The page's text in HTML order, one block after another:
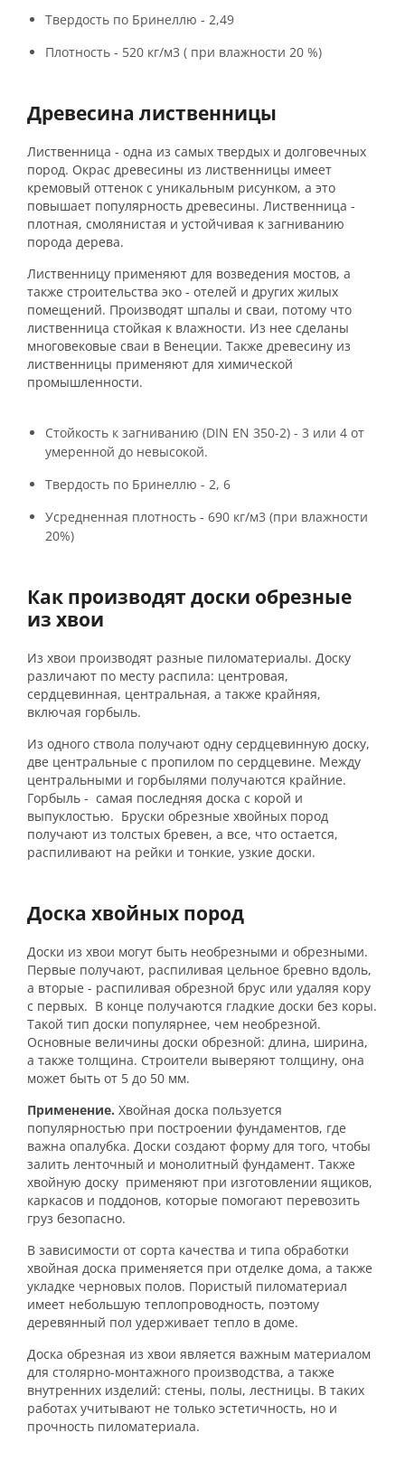
Твердость по Бринеллю - 2,49
Плотность - 520 кг/м3 ( при влажности 20 %)
Древесина лиственницы
Лиственница - одна из самых твердых и долговечных
пород. Окрас древесины из лиственницы имеет
кремовый оттенок с уникальным рисунком, а это
повышает популярность древесины. Лиственница -
плотная, смолянистая и устойчивая к загниванию
порода дерева.
Лиственницу применяют для возведения мостов, а
также строительства эко - отелей и других жилых
помещений. Производят шпалы и сваи, потому что
лиственница стойкая к влажности. Из нее сделаны
многовековые сваи в Венеции. Также древесину из
лиственницы применяют для химической
промышленности.
Стойкость к загниванию (DIN EN 350-2) - 3 или 4 от
умеренной до невысокой.
Твердость по Бринеллю - 2, 6
Усредненная плотность - 690 кг/м3 (при влажности
20%)
Как производят доски обрезные
из хвои
Из хвои производят разные пиломатериалы. Доску
различают по месту распила: центровая,
сердцевинная, центральная, а также крайняя,
включая горбыль.
Из одного ствола получают одну сердцевинную доску,
две центральные с пропилом по сердцевине. Между
центральными и горбылями получаются крайние.
Горбыль - самая последняя доска с корой и
выпуклостью. Бруски обрезные хвойных пород
получают из толстых бревен, а все, что остается,
распиливают на рейки и тонкие, узкие доски.
Доска хвойных пород
Доски из хвои могут быть необрезными и обрезными.
Первые получают, распиливая цельное бревно вдоль,
а вторые - распиливая обрезной брус или удаляя кору
с первых. В конце получаются гладкие доски без коры.
Такой тип доски популярнее, чем необрезной.
Основные величины доски обрезной: длина, ширина,
а также толщина. Строители выверяют толщину, она
может быть от 5 до 50 мм.
Применение. Хвойная доска пользуется
популярностью при построении фундаментов, где
важна опалубка. Доски создают форму для того, чтобы
залить ленточный и монолитный фундамент. Также
хвойную доску применяют при изготовлении ящиков,
каркасов и поддонов, которые помогают перевозить
груз безопасно.
В зависимости от сорта качества и типа обработки
хвойная доска применяется при отделке дома, а также
укладке черновых полов. Пористый пиломатериал
имеет небольшую теплопроводность, поэтому
деревянный пол удерживает тепло в доме.
Доска обрезная из хвои является важным материалом
для столярно-монтажного производства, а также
внутренних изделий: стены, полы, лестницы. В таких
работах учитывают не только эстетичность, но и
прочность пиломатериала.